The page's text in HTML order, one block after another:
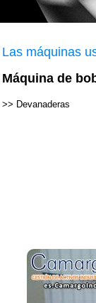
Las máquinas
Máquina de
>> Devanaderas